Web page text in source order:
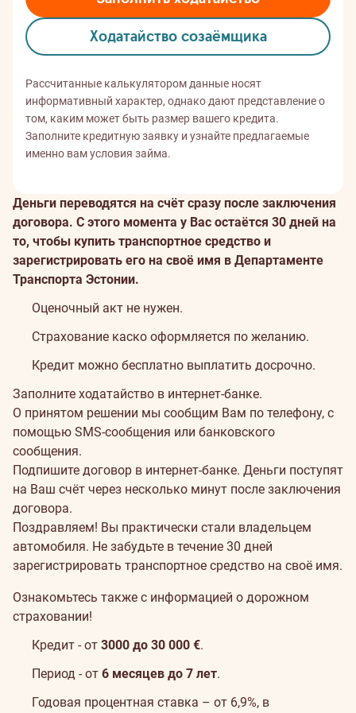
Xодатайство созаёмщикa
Рассчитанные калькулятором данные носят
информативный характер, однако дают представление о
том, каким может быть размер вашего кредита.
Заполните кредитную заявку и узнайте предлагаемые
именно вам условия займа.
Деньги переводятся на счёт сразу после заключения
договора. С этого момента у Вас остаётся 30 дней на
то, чтобы купить транспортное средство и
зарегистрировать его на своё имя в Департаменте
Транспорта Эстонии.
Оценочный акт не нужен.
Страхование каско оформляется по желанию.
Кредит можно бесплатно выплатить досрочно.
Заполните ходатайство в интернет-банке.
О принятом решении мы сообщим Вам по телефону, с
помощью SMS-сообщения или банковского
сообщения.
Подпишите договор в интернет-банке. Деньги поступят
на Ваш счёт через несколько минут после заключения
договора.
Поздравляем! Вы практически стали владельцем
автомобиля. Не забудьте в течение 30 дней
зарегистрировать транспортное средство на своё имя.
Ознакомьтесь также с информацией о дорожном
страховании!
Кредит - от 3000 до 30 000 €.
Период - от 6 месяцев до 7 лет.
Годовая процентная ставка – от 6,9%, в